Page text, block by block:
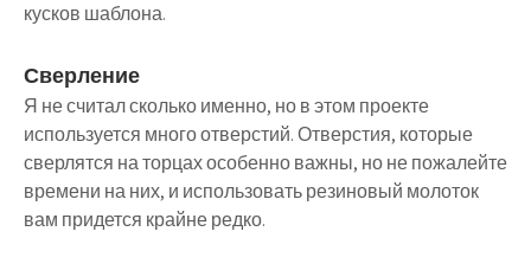
кусков шаблона.
Сверление
Я не считал сколько именно, но в этом проекте
используется много отверстий. Отверстия, которые
сверлятся на торцах особенно важны, но не пожалейте
времени на них, и использовать резиновый молоток
вам придется крайне редко.